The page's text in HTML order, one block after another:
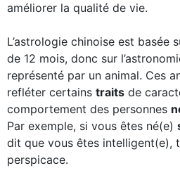
améliorer la qualité de vie.
L’astrologie chinoise est basée
de 12 mois, donc sur
représenté par un animal. Ces
refléter certains traits de
comportement des personnes
Par exemple, si vous êtes né(e)
dit que vous êtes intelligent(e),
perspicace.